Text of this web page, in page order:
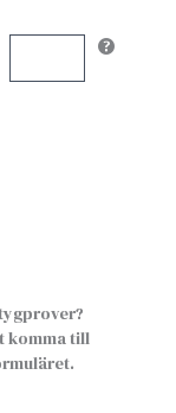
komma till